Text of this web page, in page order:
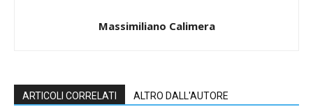
Massimiliano Calimera
ARTICOLI CORRELATI ALTRO DALL'AUTORE